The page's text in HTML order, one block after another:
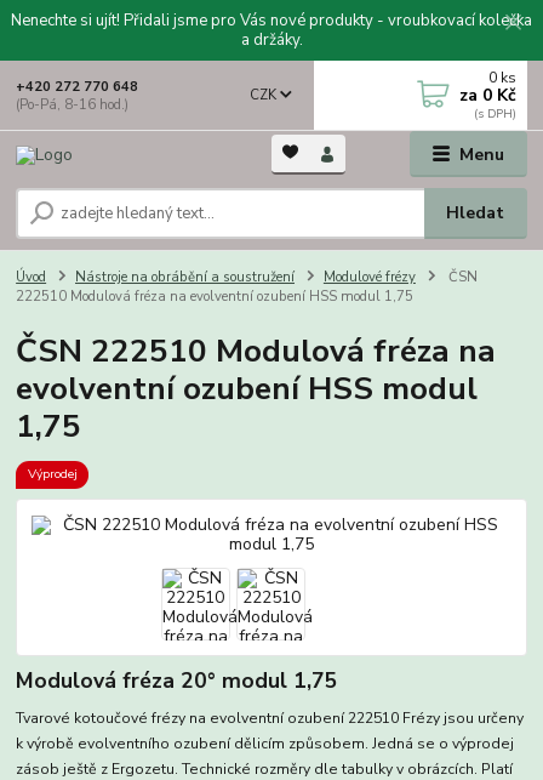
Nenechte si ujít! Přidali jsme pro Vás nové produkty - vroubkovací kolečka
a držáky.
Menu
CZK
Hledat
+420 272 770 648
(Po-Pá, 8-16 hod.)
0 ks
za 0 Kč
Úvod Nástroje na obrábění a soustružení Modulové frézy
ČSN
222510 Modulová fréza na evolventní ozubení HSS modul 1,75
ČSN 222510 Modulová fréza na
evolventní ozubení HSS modul
1,75
Výprodej
Modulová fréza 20° modul 1,75
Tvarové kotoučové frézy na evolventní ozubení 222510 Frézy jsou určeny
k výrobě evolventního ozubení dělicím způsobem. Jedná se o výprodej
zásob ještě z Ergozetu. Technické rozměry dle tabulky v obrázcích. Platí